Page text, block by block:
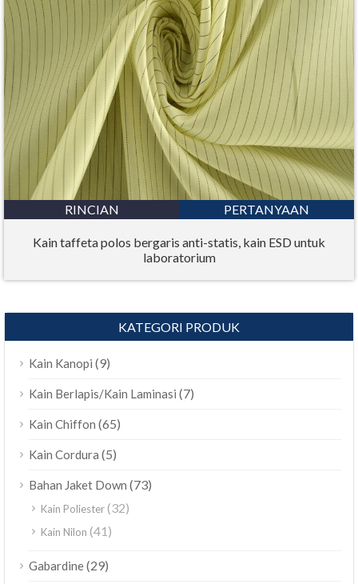
RINCIAN PERTANYAAN
Kain taffeta polos bergaris anti-statis, kain ESD untuk
laboratorium
KATEGORI PRODUK
Kain Kanopi (9)
Kain Berlapis/Kain Laminasi (7)
Kain Chiffon (65)
Kain Cordura (5)
Bahan Jaket Down (73)
Kain Poliester(32)
Kain Nilon (41)
Gabardine(29)